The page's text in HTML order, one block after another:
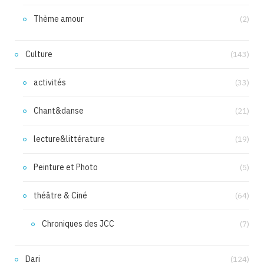
Thème amour (2)
Culture (143)
activités (33)
Chant&danse (21)
lecture&littérature (19)
Peinture et Photo (5)
théâtre & Ciné (64)
Chroniques des JCC (7)
Dari (124)